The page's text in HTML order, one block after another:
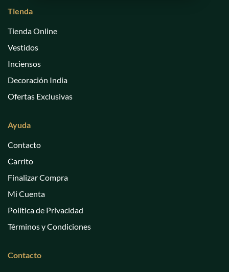
Tienda
Tienda Online
Vestidos
Inciensos
Decoración India
Ofertas Exclusivas
Ayuda
Contacto
Carrito
Finalizar Compra
Mi Cuenta
Política de Privacidad
Términos y Condiciones
Contacto